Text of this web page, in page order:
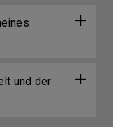
und der